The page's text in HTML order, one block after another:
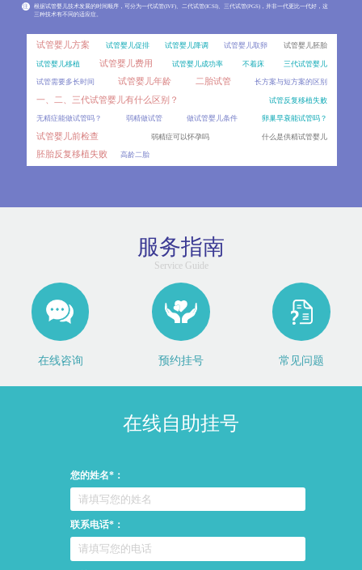
2026-08
2026-08
人工授精一个周期做1次和做2次，成功率差别大吗？
很多准备做人工授精的患者都会问，一个周期内到底能做几次操作？周期次数的常规范围、影响因素，同时分
06
2026-08
内膜调理要多久？冻胚移植的时间成本比鲜胚高多少？
注
根据试管婴儿技术发展的时间顺序，可分为一代试管(IVF)、二代试管(ICSI)、三代试管(PGS)，并非一代更比一代好，这
三种技术有不同的适应症。
试管婴儿方案 试管婴儿促排 试管婴儿降调 试管婴儿取卵 试管婴儿胚胎
试管婴儿移植 试管婴儿费用 试管婴儿成功率 不着床 三代试管婴儿
试管需要多长时间 试管婴儿年龄 二胎试管 长方案与短方案的区别
一、二、三代试管婴儿有什么区别？ 试管反复移植失败
无精症能做试管吗？ 弱精做试管 做试管婴儿条件 卵巢早衰能试管吗？
试管婴儿前检查 弱精症可以怀孕吗 什么是供精试管婴儿
胚胎反复移植失败 高龄二胎
服务指南
Service Guide
在线咨询 预约挂号 常见问题
在线自助挂号
您的姓名*：
联系电话*：